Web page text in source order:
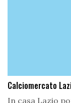
Calciomercato
In casa Lazio